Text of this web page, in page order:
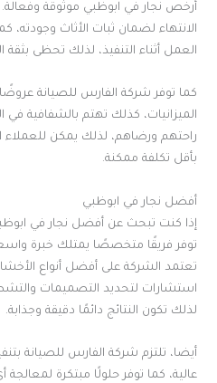
أرخص نجار في ابوظبي موثوقة
الانتهاء لضمان ثبات الأثاث وجودته،
العمل أثناء التنفيذ، لذلك تحظى
كما توفر شركة الفارس للصيانة
الميزانيات، كذلك تهتم بالشفافية
راحتهم ورضاهم، لذلك يمكن
بأقل تكلفة ممكنة.
أفضل نجار في ابوظبي
إذا كنت تبحث عن أفضل نجار في
توفر فريقًا متخصصًا يمتلك خبرة
تعتمد الشركة على أفضل أنواع
استشارات لتحديد التصميمات
لذلك تكون النتائج دائمًا دقيقة وجذابة.
أيضا، تلتزم شركة الفارس للصيانة
عالية، كما توفر حلولًا مبتكرة